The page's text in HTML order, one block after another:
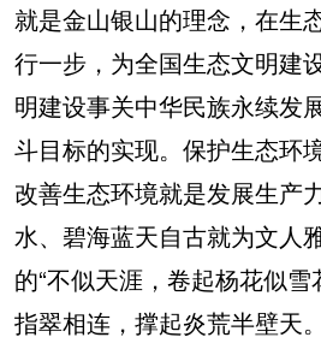
就是金山银山的理念，在生
行一步，为全国生态文明建
明建设事关中华民族永续发
斗目标的实现。保护生态环
改善生态环境就是发展生产
水、碧海蓝天自古就为文人
的“不似天涯，卷起杨花似雪
指翠相连，撑起炎荒半壁天